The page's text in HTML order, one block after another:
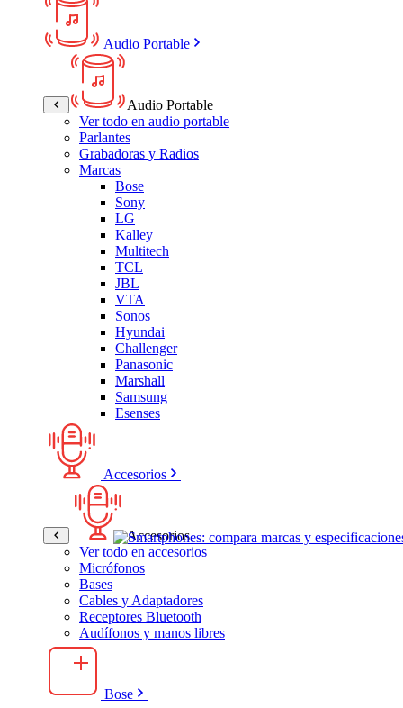
Audio Portable
Audio Portable
Ver todo en audio portable
Parlantes
Grabadoras y Radios
Marcas
Bose
Sony
LG
Kalley
Multitech
TCL
JBL
VTA
Sonos
Hyundai
Challenger
Panasonic
Marshall
Samsung
Esenses
Accesorios
Accesorios
Ver todo en accesorios
Micrófonos
Bases
Cables y Adaptadores
Receptores Bluetooth
Audífonos y manos libres
Bose